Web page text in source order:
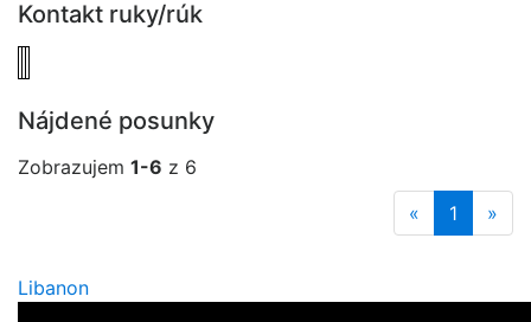
Kontakt ruky/rúk
Nájdené posunky
Zobrazujem 1-6 z 6
«
1 »
Libanon